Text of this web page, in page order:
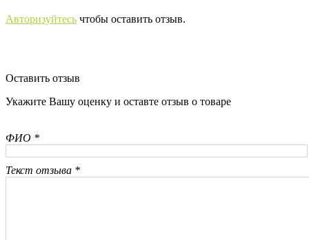
Авторизуйтесь чтобы оставить отзыв.
Оставить отзыв
Укажите Вашу оценку и оставте отзыв о товаре
ФИО *
Текст отзыва *